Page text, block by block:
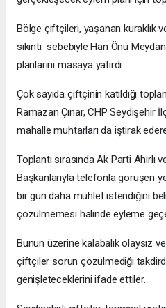
Bölge çiftçileri, yaşanan kuraklık
sıkıntı sebebiyle Han Önü
planlarını masaya yatırdı.
Çok sayıda çiftçinin katıldığı
Ramazan Çınar, CHP Seydişehir
mahalle muhtarları da iştirak
Toplantı sırasında Ak Parti Ahırlı
Başkanlarıyla telefonla görüşen
bir gün daha mühlet istendiğini
çözülmemesi halinde eyleme
Bunun üzerine kalabalık olaysız
çiftçiler sorun çözülmediği
genişleteceklerini ifade ettiler.